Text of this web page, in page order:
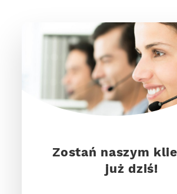
Zostań naszym
już dziś!